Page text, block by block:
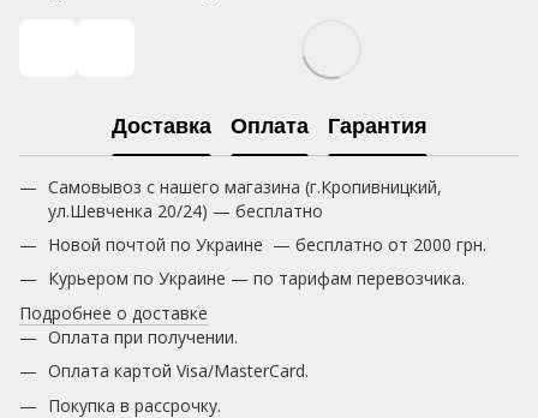
Доставка Оплата Гарантия
Самовывоз с нашего магазина (г.Кропивницкий,
ул.Шевченка 20/24) — бесплатно
Новой почтой по Украине — бесплатно от 2000 грн.
Курьером по Украине — по тарифам перевозчика.
Подробнее о доставке
Оплата при получении.
Оплата картой Visa/MasterCard.
Покупка в рассрочку.